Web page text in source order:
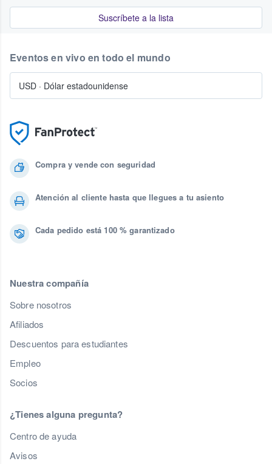
Suscríbete a la lista
Compra y vende con seguridad
Atención al cliente hasta que llegues a tu asiento
Cada pedido está 100 % garantizado
Nuestra compañía
Sobre nosotros
Afiliados
Descuentos para estudiantes
Empleo
Socios
¿Tienes alguna pregunta?
Centro de ayuda
Avisos
Eventos en vivo en todo el mundo
USD · Dólar estadounidense